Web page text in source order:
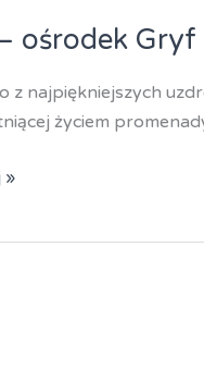
ośrodek Gryf
z najpiękniejszych
życiem
»